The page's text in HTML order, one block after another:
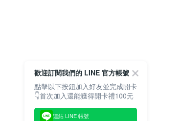
歡迎訂閱我們的 LINE 官方帳號
點擊以下按鈕加入好友並完成開卡
👇首次加入還能獲得開卡禮100元
連結 LINE 帳號